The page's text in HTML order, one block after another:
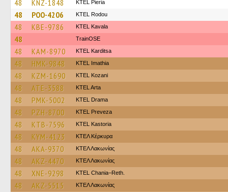
48 KNZ-1848 KTEL Pieria
48 POO-4206 ΚΤΕL Rodou
48 KBE-9786 KTEL Kavala
48 TrainΟSE
48 KAM-8970 ΚΤΕL Karditsa
48 HMK-9848 KTEL Imathia
48 KZM-1690 ΚΤΕL Kozani
48 ATE-3588 KTEL Arta
48 PMK-5002 KTEL Drama
48 PZH-8700 KTEL Preveza
48 KTB-7596 KTEL Kastoria
48 KYM-4123 ΚΤΕΛ Κέρκυρα
48 AKA-9370 ΚΤΕΛ Λακωνίας
48 AKZ-4470 ΚΤΕΛ Λακωνίας
48 XNE-9298 KTEL Chania–Reth.
48 AKZ-5515 ΚΤΕΛ Λακωνίας